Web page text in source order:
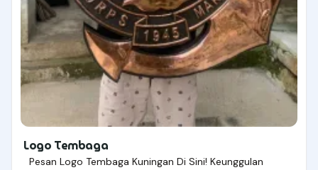
Logo Tembaga
Pesan Logo Tembaga Kuningan Di Sini! Keunggulan